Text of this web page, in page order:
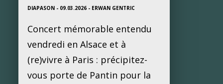
DIAPASON - 09.03.2026 - ERWAN GENTRIC
Concert mémorable entendu
vendredi en Alsace et à
(re)vivre à Paris : précipitez-
vous porte de Pantin pour la